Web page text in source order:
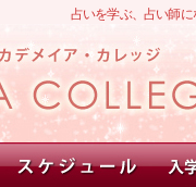
占いを学ぶ、占い師